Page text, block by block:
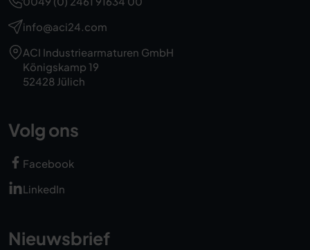
info@aci24.com
ACI Industriearmaturen GmbH
Königskamp 19
52428 Jülich
Volg ons
Facebook
LinkedIn
Nieuwsbrief